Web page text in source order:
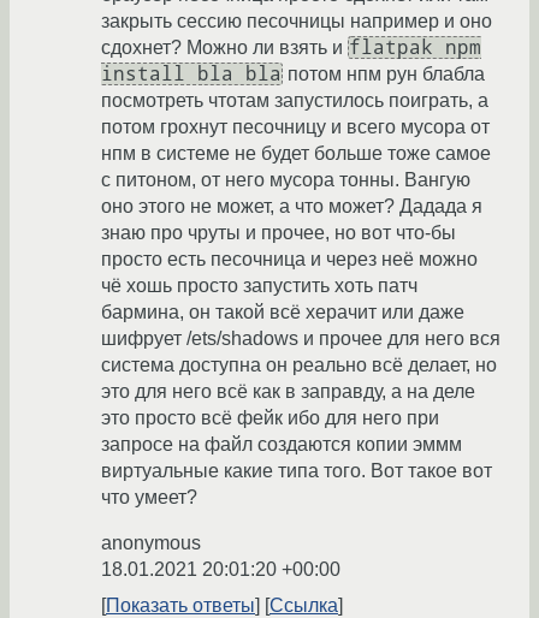
закрыть сессию песочницы например и оно
сдохнет? Можно ли взять и flatpak npm
install bla bla потом нпм рун блабла
посмотреть чтотам запустилось поиграть, а
потом грохнут песочницу и всего мусора от
нпм в системе не будет больше тоже самое
с питоном, от него мусора тонны. Вангую
оно этого не может, а что может? Дадада я
знаю про чруты и прочее, но вот что-бы
просто есть песочница и через неё можно
чё хошь просто запустить хоть патч
бармина, он такой всё херачит или даже
шифрует /ets/shadows и прочее для него вся
система доступна он реально всё делает, но
это для него всё как в заправду, а на деле
это просто всё фейк ибо для него при
запросе на файл создаются копии эммм
виртуальные какие типа того. Вот такое вот
что умеет?
anonymous
18.01.2021 20:01:20 +00:00
Показать ответы
Ссылка